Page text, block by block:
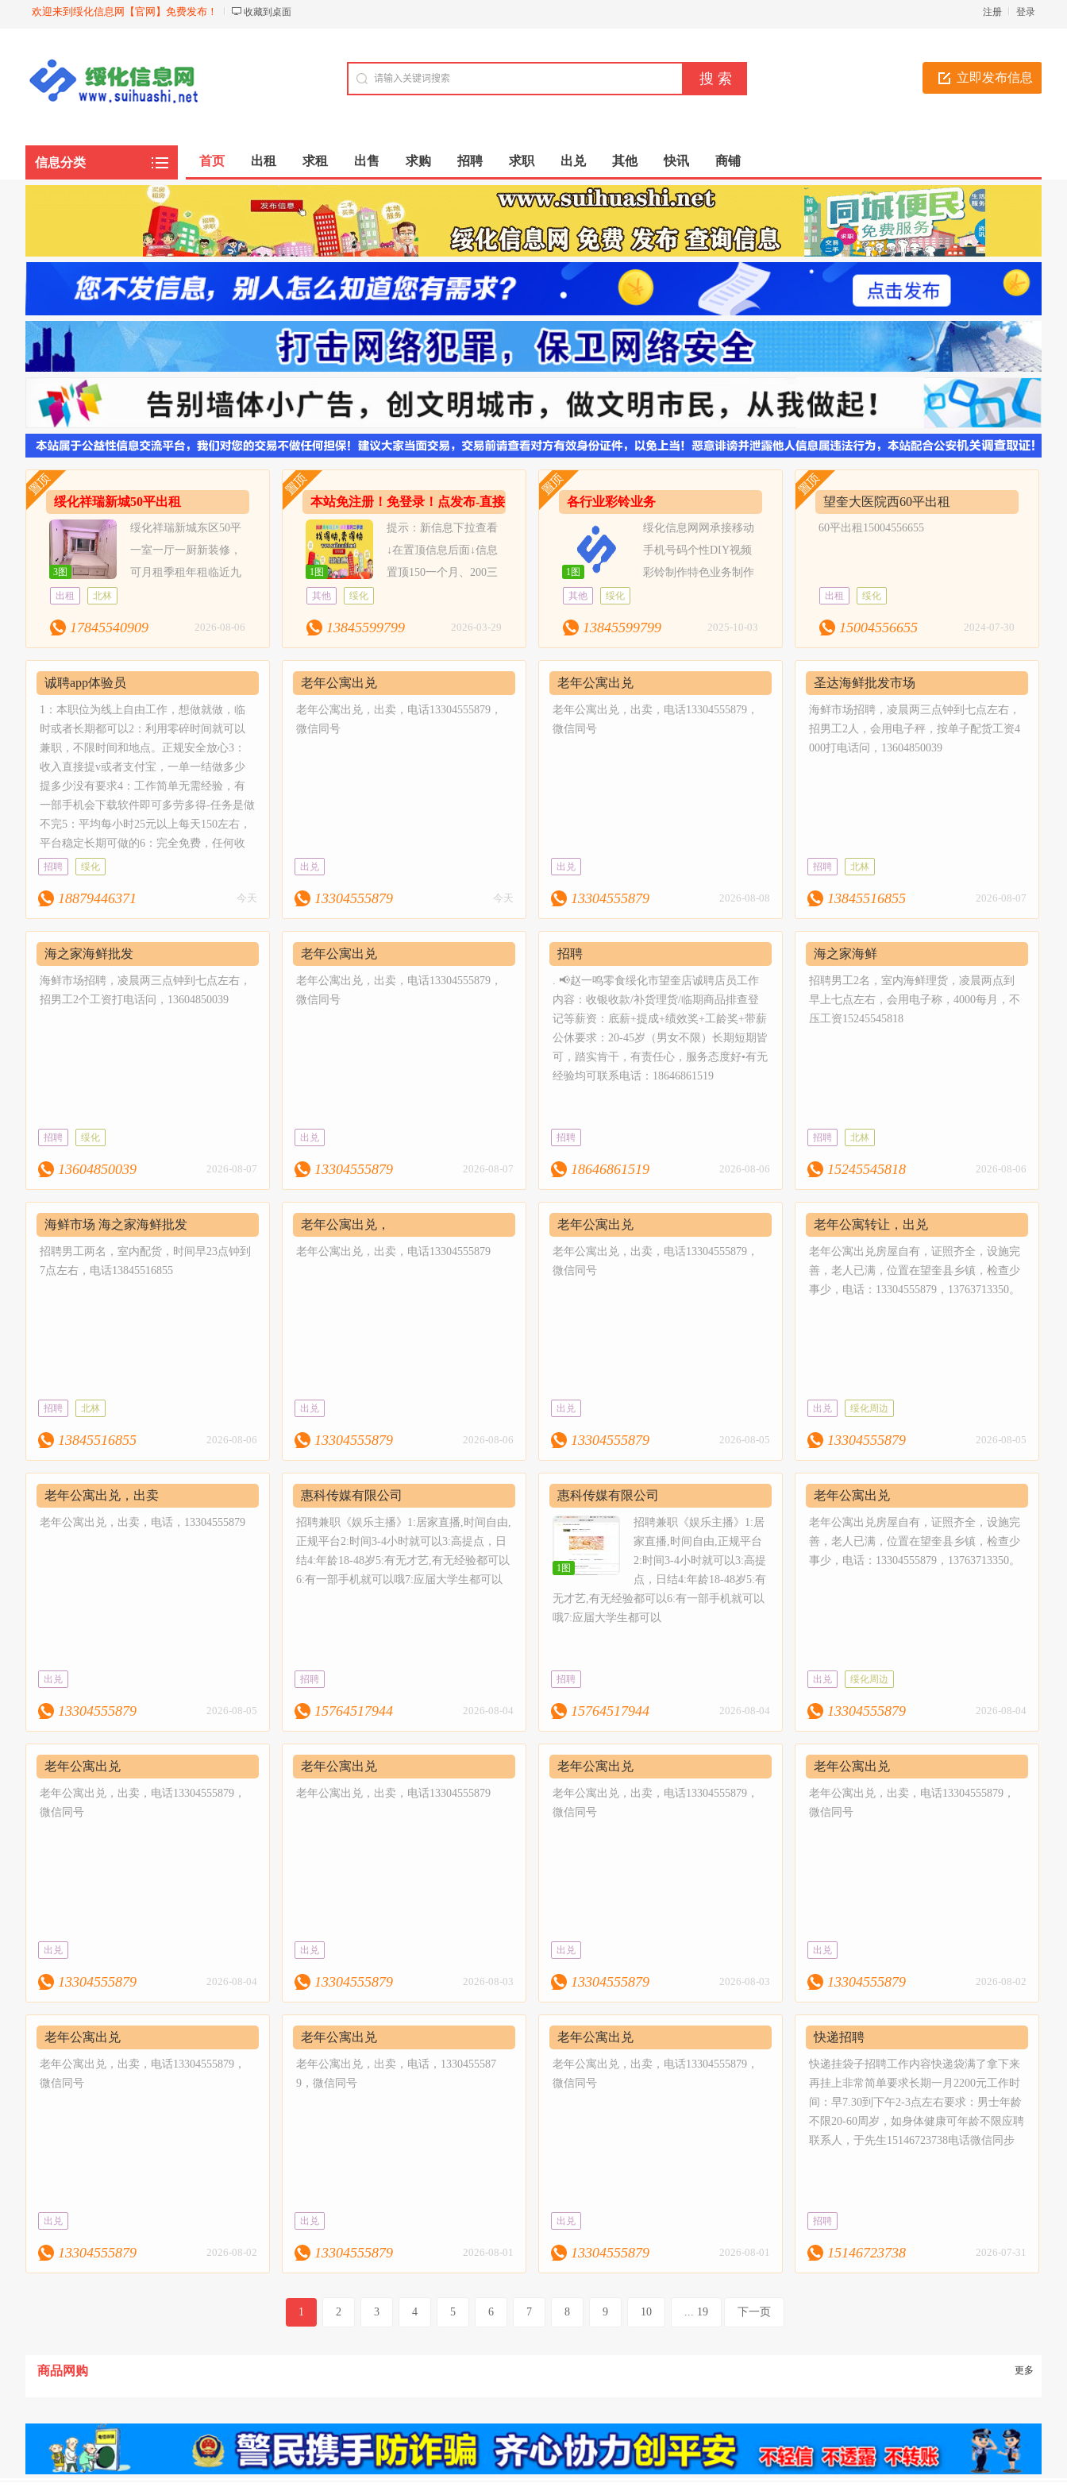
欢迎来到绥化信息网【官网】免费发布！ 收藏到桌面 登录
注册
立即发布信息
信息分类 首页 出租 求租 出售 求购 招聘 求职 出兑 其他 快讯 商铺
绥化祥瑞新城50平出租
3图
绥化祥瑞新城东区50平
一室一厅一厨新装修，
可月租季租年租临近九
中，五中学校，设有纳米床，衣柜，厨
45540909
出租 北林
17845540909 2026-08-06
本站免注册！免登录！点发布-直接
输入信息-免费发布
1图
提示：新信息下拉查看
↓在置顶信息后面↓信息
置顶150一个月、200三
个月、500六个月。置顶信息-成交率提
话同步信息手机端、电脑端同步展示！
特色功能：支持4张图片展示绥化信息
网-平台价格表1天首页超级曝光（收费8
8.88元）1天全网推200群+4朋友圈(收费1
88元）公众号推广30-50元/次7天-每天36
1朋友圈（收费50元）30天-每天9群+1朋
办理置顶赠送快手、抖音、微信视频
推广！手机端VIP图片展示推广1000-300
0电脑端VIP图片展示1000-3000绥化本地
主流分类信息网站百度微软Edge主流搜
务，商家可以登记自己商户信息，免费
发布，我们以最简单、最简洁的使用为
目的，经过多年的发展，不断完善创
旨，为绥化的城市网络化做出自己一份
贡献。在这里感谢全市人民对我们的支
其他 绥化
13845599799 2026-03-29
各行业彩铃业务
1图
绥化信息网网承接移动
手机号码个性DIY视频
彩铃制作特色业务制作
费80元（全网费用最低）。提示：只限
片展示三张，专业主播语音播报简介一
条。性价比极高，专业性强。适用于各
类企业与各行业使用。
其他 绥化
13845599799 2025-10-03
望奎大医院西60平出租
60平出租15004556655
出租 绥化
15004556655 2024-07-30
诚聘app体验员
1：本职位为线上自由工作，想做就做，临
时或者长期都可以2：利用零碎时间就可以
兼职，不限时间和地点。正规安全放心3：
收入直接提v或者支付宝，一单一结做多少
提多少没有要求4：工作简单无需经验，有
一部手机会下载软件即可多劳多得-任务是做
不完5：平均每小时25元以上每天150左右，
平台稳定长期可做的6：完全免费，任何收
费的兼职都是骗人的。。。加入方式：添加
招聘 绥化
18879446371 今天
老年公寓出兑
老年公寓出兑，出卖，电话13304555879，
微信同号
出兑
13304555879 今天
老年公寓出兑
老年公寓出兑，出卖，电话13304555879，
微信同号
出兑
13304555879 2026-08-08
圣达海鲜批发市场
海鲜市场招聘，凌晨两三点钟到七点左右，
招男工2人，会用电子秤，按单子配货工资4
000打电话问，13604850039
招聘 北林
13845516855 2026-08-07
海之家海鲜批发
海鲜市场招聘，凌晨两三点钟到七点左右，
招男工2个工资打电话问，13604850039
招聘 绥化
13604850039 2026-08-07
老年公寓出兑
老年公寓出兑，出卖，电话13304555879，
微信同号
出兑
13304555879 2026-08-07
招聘
. 📢赵一鸣零食绥化市望奎店诚聘店员工作
内容：收银收款/补货理货/临期商品排查登
记等薪资：底薪+提成+绩效奖+工龄奖+带薪
公休要求：20-45岁（男女不限）长期短期皆
可，踏实肯干，有责任心，服务态度好•有无
经验均可联系电话：18646861519
招聘
18646861519 2026-08-06
海之家海鲜
招聘男工2名，室内海鲜理货，凌晨两点到
早上七点左右，会用电子称，4000每月，不
压工资15245545818
招聘 北林
15245545818 2026-08-06
海鲜市场 海之家海鲜批发
招聘男工两名，室内配货，时间早23点钟到
7点左右，电话13845516855
招聘 北林
13845516855 2026-08-06
老年公寓出兑，
老年公寓出兑，出卖，电话13304555879
出兑
13304555879 2026-08-06
老年公寓出兑
老年公寓出兑，出卖，电话13304555879，
微信同号
出兑
13304555879 2026-08-05
老年公寓转让，出兑
老年公寓出兑房屋自有，证照齐全，设施完
善，老人已满，位置在望奎县乡镇，检查少
事少，电话：13304555879，13763713350。
出兑 绥化周边
13304555879 2026-08-05
老年公寓出兑，出卖
老年公寓出兑，出卖，电话，13304555879
出兑
13304555879 2026-08-05
惠科传媒有限公司
招聘兼职《娱乐主播》1:居家直播,时间自由,
正规平台2:时间3-4小时就可以3:高提点，日
结4:年龄18-48岁5:有无才艺,有无经验都可以
6:有一部手机就可以哦7:应届大学生都可以
招聘
15764517944 2026-08-04
惠科传媒有限公司
1图
招聘兼职《娱乐主播》1:居
家直播,时间自由,正规平台
2:时间3-4小时就可以3:高提
点，日结4:年龄18-48岁5:有
无才艺,有无经验都可以6:有一部手机就可以
哦7:应届大学生都可以
招聘
15764517944 2026-08-04
老年公寓出兑
老年公寓出兑房屋自有，证照齐全，设施完
善，老人已满，位置在望奎县乡镇，检查少
事少，电话：13304555879，13763713350。
出兑 绥化周边
13304555879 2026-08-04
老年公寓出兑
老年公寓出兑，出卖，电话13304555879，
微信同号
出兑
13304555879 2026-08-04
老年公寓出兑
老年公寓出兑，出卖，电话13304555879
出兑
13304555879 2026-08-03
老年公寓出兑
老年公寓出兑，出卖，电话13304555879，
微信同号
出兑
13304555879 2026-08-03
老年公寓出兑
老年公寓出兑，出卖，电话13304555879，
微信同号
出兑
13304555879 2026-08-02
老年公寓出兑
老年公寓出兑，出卖，电话13304555879，
微信同号
出兑
13304555879 2026-08-02
老年公寓出兑
老年公寓出兑，出卖，电话，1330455587
9，微信同号
出兑
13304555879 2026-08-01
老年公寓出兑
老年公寓出兑，出卖，电话13304555879，
微信同号
出兑
13304555879 2026-08-01
快递招聘
快递挂袋子招聘工作内容快递袋满了拿下来
再挂上非常简单要求长期一月2200元工作时
间：早7.30到下午2-3点左右要求：男士年龄
不限20-60周岁，如身体健康可年龄不限应聘
联系人，于先生15146723738电话微信同步
招聘
15146723738 2026-07-31
1 2 3 4 5 6 7 8 9 10 ... 19 下一页
商品网购 更多